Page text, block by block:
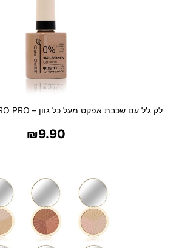
לק ג'ל עם שכבת אפקט מעל כל גוון – ZERO PRO
₪9.90